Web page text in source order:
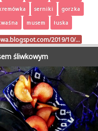
serniki
gorzka
musem łuska
2019/10/…
śliwkowym